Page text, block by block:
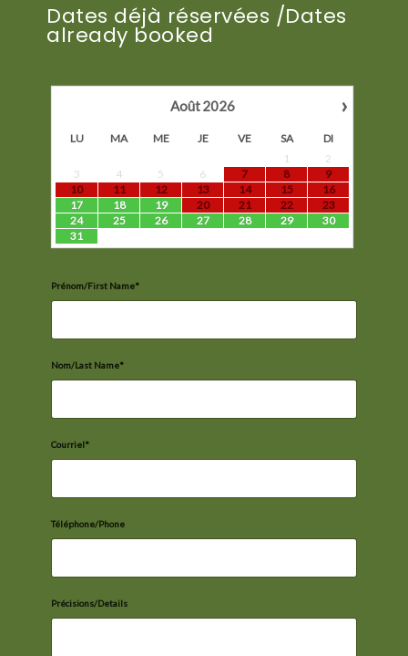
Dates déjà réservées /Dates
already booked
›
Août2026
LU MA ME JE VE SA
DI
1
2
3
4 5 6 7 8
9
10
11 12 13 14 15
16
17
18 19 20 21 22
23
24
25 26 27 28 29
30
31
Prénom/First Name*
Nom/Last Name*
Courriel*
Téléphone/Phone
Précisions/Details